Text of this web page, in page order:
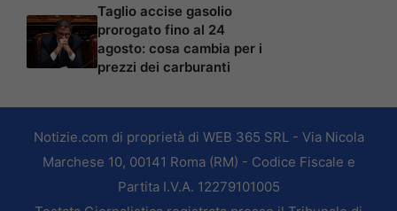
Taglio accise gasolio
prorogato fino al 24
agosto: cosa cambia per i
prezzi dei carburanti
Notizie.com di proprietà di WEB 365 SRL - Via Nicola
Marchese 10, 00141 Roma (RM) - Codice Fiscale e
Partita I.V.A. 12279101005